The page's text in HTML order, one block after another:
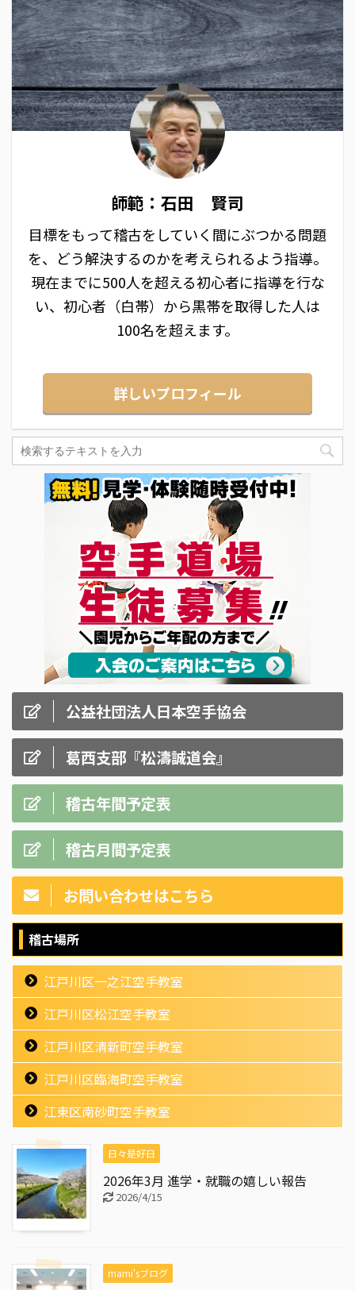
師範：石田 賢司
目標をもって稽古をしていく間にぶつかる問題
を、どう解決するのかを考えられるよう指導。
現在までに500人を超える初心者に指導を行な
い、初心者（白帯）から黒帯を取得した人は
100名を超えます。
詳しいプロフィール
公益社団法人日本空手協会
葛西支部『松濤誠道会』
稽古年間予定表
稽古月間予定表
お問い合わせはこちら
稽古場所
江戸川区一之江空手教室
江戸川区松江空手教室
江戸川区清新町空手教室
江戸川区臨海町空手教室
江東区南砂町空手教室
日々是好日
2026年3月 進学・就職の嬉しい報告
2026/4/15
mami'sブログ